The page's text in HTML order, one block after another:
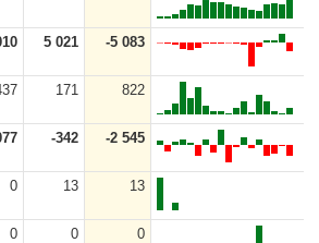
5 021 -5 083
171 822
-342 -2 545
0 13 13
0 0 0